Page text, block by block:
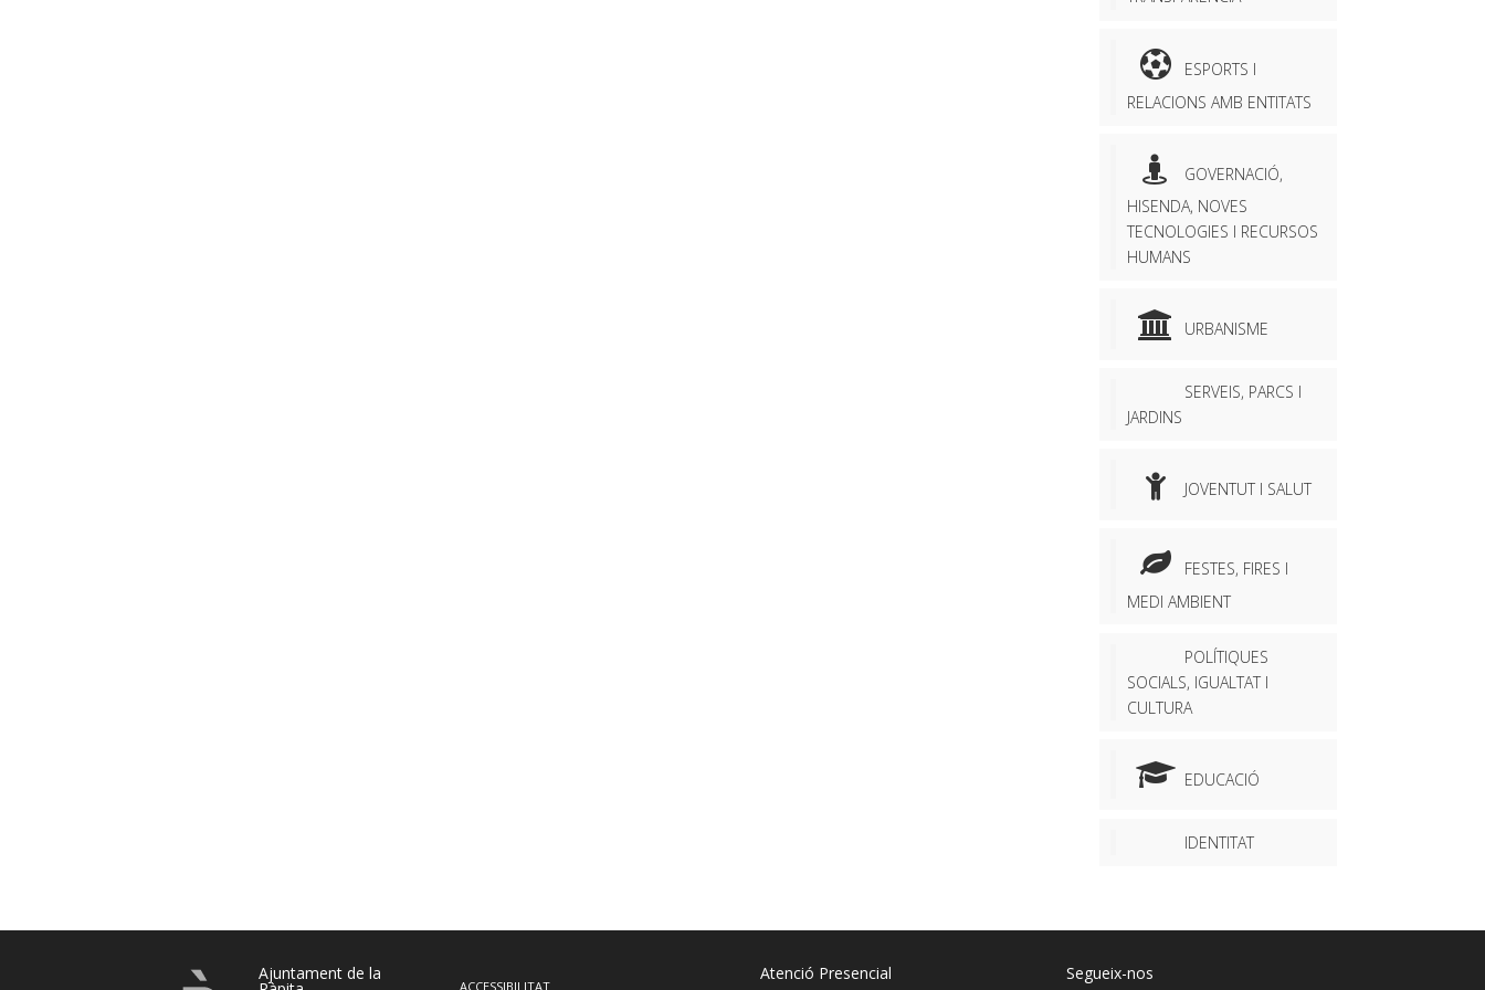
ESPORTS I
RELACIONS AMB ENTITATS
GOVERNACIÓ,
HISENDA, NOVES
TECNOLOGIES I RECURSOS
HUMANS
URBANISME
SERVEIS, PARCS I
JARDINS
JOVENTUT I SALUT
FESTES, FIRES I
MEDI AMBIENT
POLÍTIQUES
SOCIALS, IGUALTAT I
CULTURA
EDUCACIÓ
IDENTITAT
Ajuntament de la
ACCESSIBILITAT
Atenció Presencial Segueix-nos